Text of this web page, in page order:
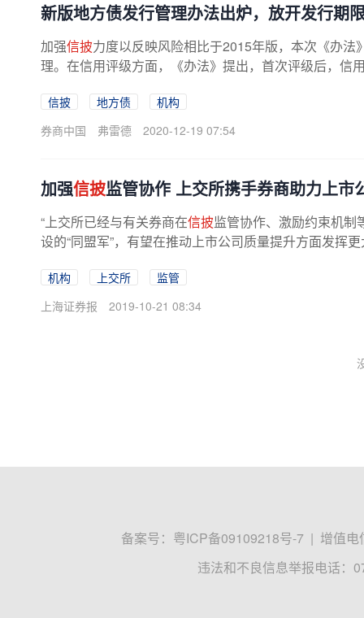
新版地方债发行管理办法出炉，放开发行期
加强信披力度以反映风险相比于2015年版，本次《办
理。在信用评级方面，《办法》提出，首次评级后，信
信披 地方债
机构
券商中国
弗雷德 2020-12-19 07:54
加强信披监管协作 上交所携手券商助力上市
“上交所已经与有关券商在信披监管协作、激励约束机
设的“同盟军”，有望在推动上市公司质量提升方面发挥
机构 上交所
监管
上海证券报
2019-10-21 08:34
备案号： 粤ICP备09109218号-7 | 增值电
违法和不良信息举报电话：